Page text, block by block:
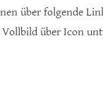
über folgende
Vollbild über Icon